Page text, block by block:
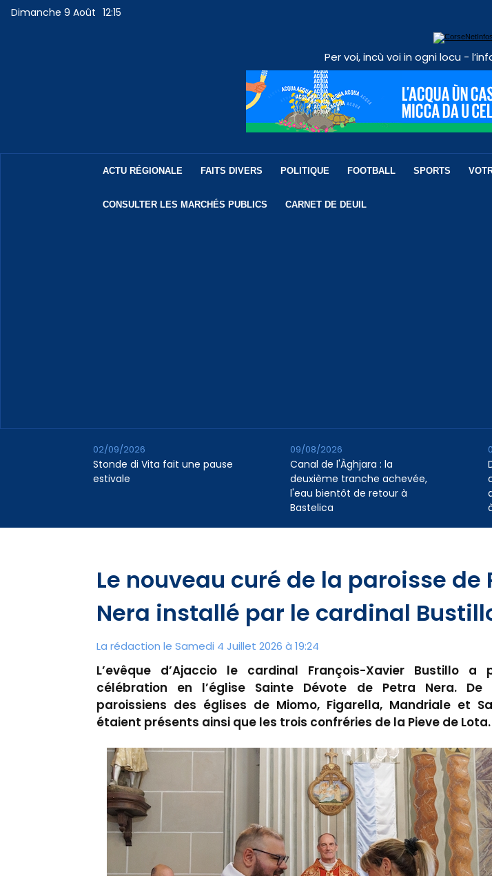
Dimanche 9 Août 12:15
Per voi, incù voi in ogni locu -
ACTU RÉGIONALE FAITS DIVERS POLITIQUE FOOTBALL SPORTS
CONSULTER LES MARCHÉS PUBLICS CARNET DE DEUIL
Stonde di Vita fait une pause
estivale
02/09/2026
Canal de l'Àghjara : la
deuxième tranche achevée,
l'eau bientôt de retour à
Bastelica
09/08/2026
Le nouveau curé de la paroisse de
Nera installé par le cardinal
La rédaction le Samedi 4 Juillet 2026 à 19:24
L’evêque d’Ajaccio le cardinal François-Xavier Bustillo a
célébration en l’église Sainte Dévote de Petra Nera. De
paroissiens des églises de Miomo, Figarella, Mandriale et
étaient présents ainsi que les trois confréries de la Pieve de Lota.